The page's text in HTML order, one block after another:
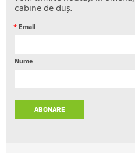
cabine de duș.
*Email
Nume
ABONARE